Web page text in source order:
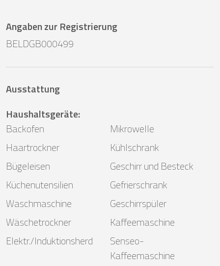
Angaben zur Registrierung
BELDGB000499
Ausstattung
Haushaltsgeräte:
Backofen
Mikrowelle
Haartrockner
Kühlschrank
Bügeleisen
Geschirr und Besteck
Küchenutensilien
Gefrierschrank
Waschmaschine
Geschirrspüler
Wäschetrockner
Kaffeemaschine
Elektr./Induktionsherd
Senseo-
Kaffeemaschine